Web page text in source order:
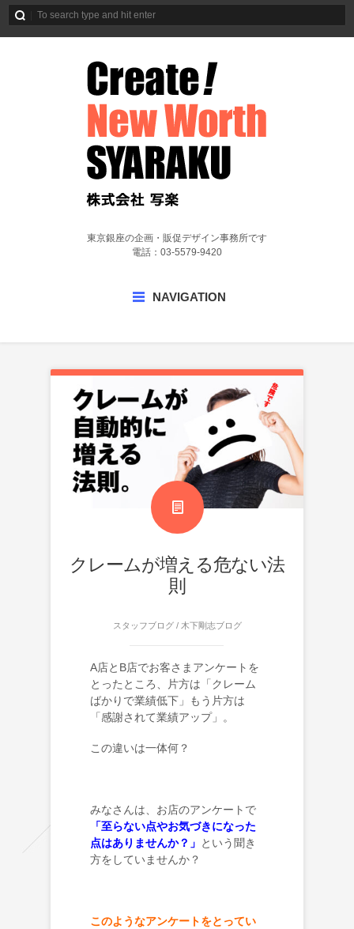
東京銀座の企画・販促デザイン事務所です
電話：03-5579-9420
NAVIGATION
クレームが増える危ない法
則
スタッフブログ/ 木下剛志ブログ
A店とB店でお客さまアンケートを
とったところ、片方は「クレーム
ばかりで業績低下」もう片方は
「感謝されて業績アップ」。
この違いは一体何？
みなさんは、お店のアンケートで
「至らない点やお気づきになった
点はありませんか？」 という聞き
方をしていませんか？
このようなアンケートをとってい